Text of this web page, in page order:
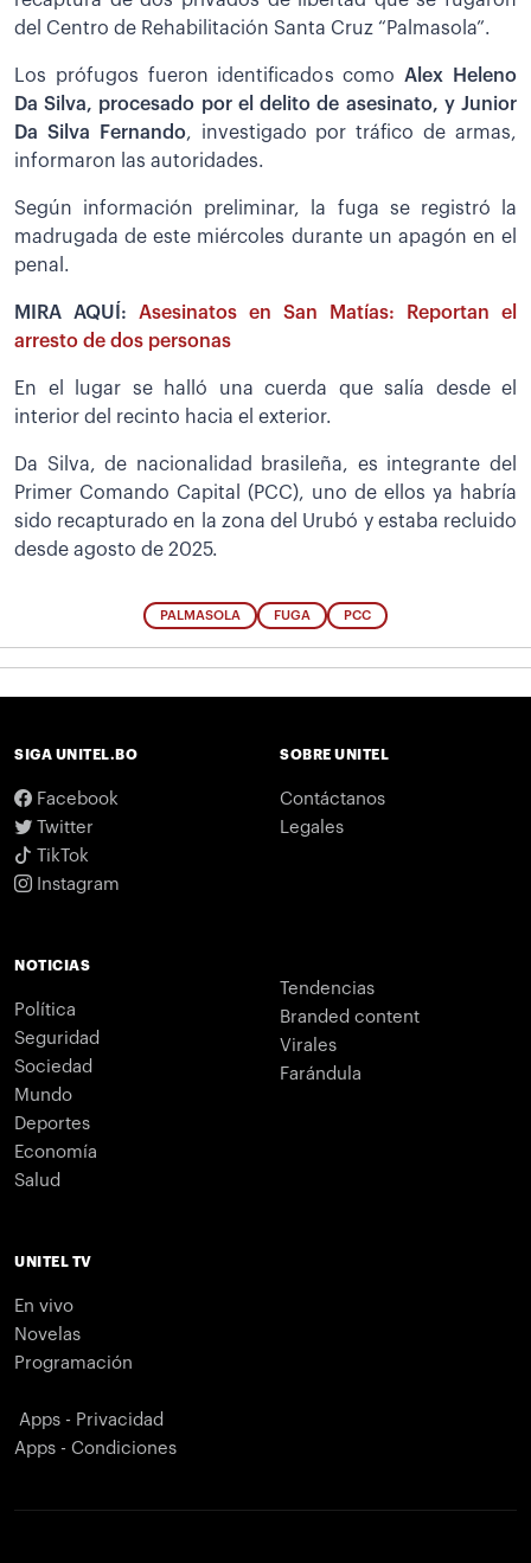
del Centro de Rehabilitación Santa Cruz “Palmasola”.
Los prófugos fueron identificados comoAlex
Heleno
Da Silva, procesado por el delito de asesinato, y Junior
Da Silva Fernando, investigado por tráfico de armas,
informaron las autoridades.
Según información preliminar, la fuga se registró la
madrugada de este miércoles durante un apagón en el
penal.
MIRA AQUÍ: Asesinatos en San Matías: Reportan el
arresto de dos personas
En el lugar se halló una cuerda que salía desde el
interior del recinto hacia el exterior.
Da Silva, de nacionalidad brasileña, es integrante del
Primer Comando Capital (PCC), uno de ellos ya habría
sido recapturado en la zona del Urubó y estaba recluido
desde agosto de 2025.
PALMASOLA FUGA PCC
SIGA UNITEL.BO
Facebook
Twitter
TikTok
Instagram
SOBRE UNITEL
Contáctanos
Legales
NOTICIAS
Política
Seguridad
Sociedad
Mundo
Deportes
Economía
Salud
Tendencias
Branded content
Virales
Farándula
UNITEL TV
En vivo
Novelas
Programación
Apps - Privacidad
Apps - Condiciones